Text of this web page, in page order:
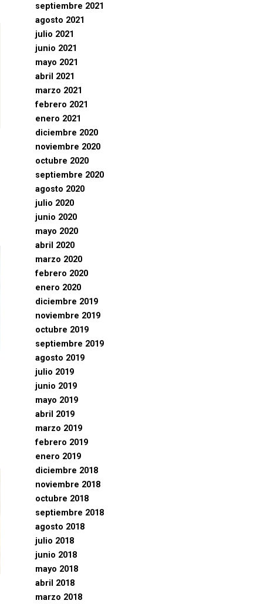
septiembre 2021
agosto 2021
julio 2021
junio 2021
mayo 2021
abril 2021
marzo 2021
febrero 2021
enero 2021
diciembre 2020
noviembre 2020
octubre 2020
septiembre 2020
agosto 2020
julio 2020
junio 2020
mayo 2020
abril 2020
marzo 2020
febrero 2020
enero 2020
diciembre 2019
noviembre 2019
octubre 2019
septiembre 2019
agosto 2019
julio 2019
junio 2019
mayo 2019
abril 2019
marzo 2019
febrero 2019
enero 2019
diciembre 2018
noviembre 2018
octubre 2018
septiembre 2018
agosto 2018
julio 2018
junio 2018
mayo 2018
abril 2018
marzo 2018